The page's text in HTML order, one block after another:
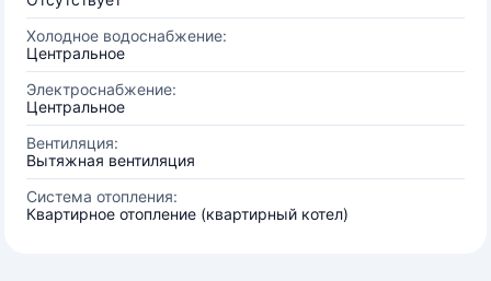
Холодное водоснабжение:
Центральное
Электроснабжение:
Центральное
Вентиляция:
Вытяжная вентиляция
Система отопления:
Квартирное отопление (квартирный котел)